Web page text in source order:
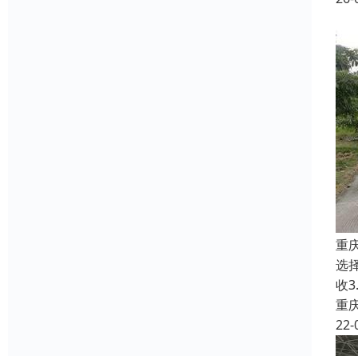
重
选
收
重
22-